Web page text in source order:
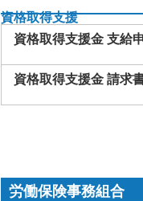
資格取得支援
資格取得支援金 支給
資格取得支援金 請求
労働保険事務組合